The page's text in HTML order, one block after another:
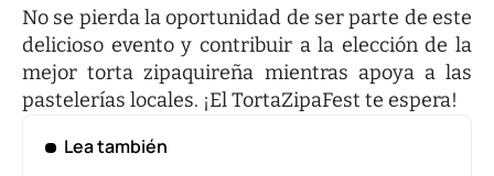
No se pierda la oportunidad de ser parte de este
delicioso evento y contribuir a la elección de la
mejor torta zipaquireña mientras apoya a las
pastelerías locales. ¡El TortaZipaFest te espera!
Lea también